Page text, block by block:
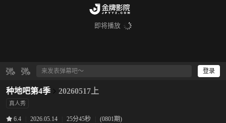
即将播放
登录
种地吧第4季 20260517上
真人秀
6.4 2026.05.14 25分45秒 (0801期)